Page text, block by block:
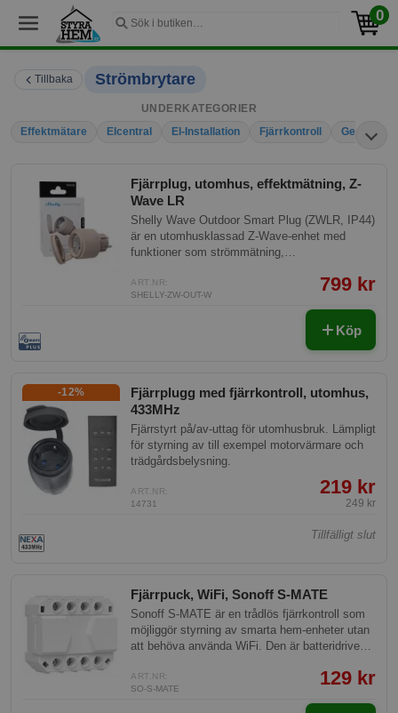
0
Tillbaka Strömbrytare
UNDERKATEGORIER
Effektmätare
Elcentral El-Installation Fjärrkontroll Gen 4
Fjärrplug, utomhus, effektmätning, Z-
Wave LR
Shelly Wave Outdoor Smart Plug (ZWLR, IP44)
är en utomhusklassad Z-Wave-enhet med
funktioner som strömmätning,
säkerhetsmekanismer. Den möjliggör
fjärrstyrning och övervakning av elektriska
apparater utomhus via mobiltelefon, surfplatta,
dator eller hemautomatiseringssystem.
ART.NR:
SHELLY-ZW-OUT-W
799 kr
Köp
Fjärrplugg med fjärrkontroll, utomhus,
433MHz
-12%
Fjärrstyrt på/av-uttag för utomhusbruk. Lämpligt
för styrning av till exempel motorvärmare och
trädgårdsbelysning.
ART.NR:
14731
219 kr
249 kr
Tillfälligt slut
Fjärrpuck, WiFi, Sonoff S-MATE
Sonoff S-MATE är en trådlös fjärrkontroll som
möjliggör styrning av smarta hem-enheter utan
att behöva använda WiFi. Den är batteridriven
enkelt integrera smarta funktioner i vardagen.
ART.NR:
SO-S-MATE
129 kr